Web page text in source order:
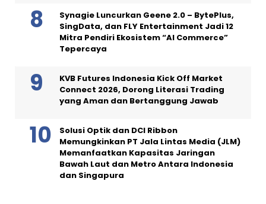
Synagie Luncurkan Geene 2.0 – BytePlus,
SingData, dan FLY Entertainment Jadi 12
Mitra Pendiri Ekosistem “AI Commerce”
Tepercaya
KVB Futures Indonesia Kick Off Market
Connect 2026, Dorong Literasi Trading
yang Aman dan Bertanggung Jawab
Solusi Optik dan DCI Ribbon
Memungkinkan PT Jala Lintas Media (JLM)
Memanfaatkan Kapasitas Jaringan
Bawah Laut dan Metro Antara Indonesia
dan Singapura